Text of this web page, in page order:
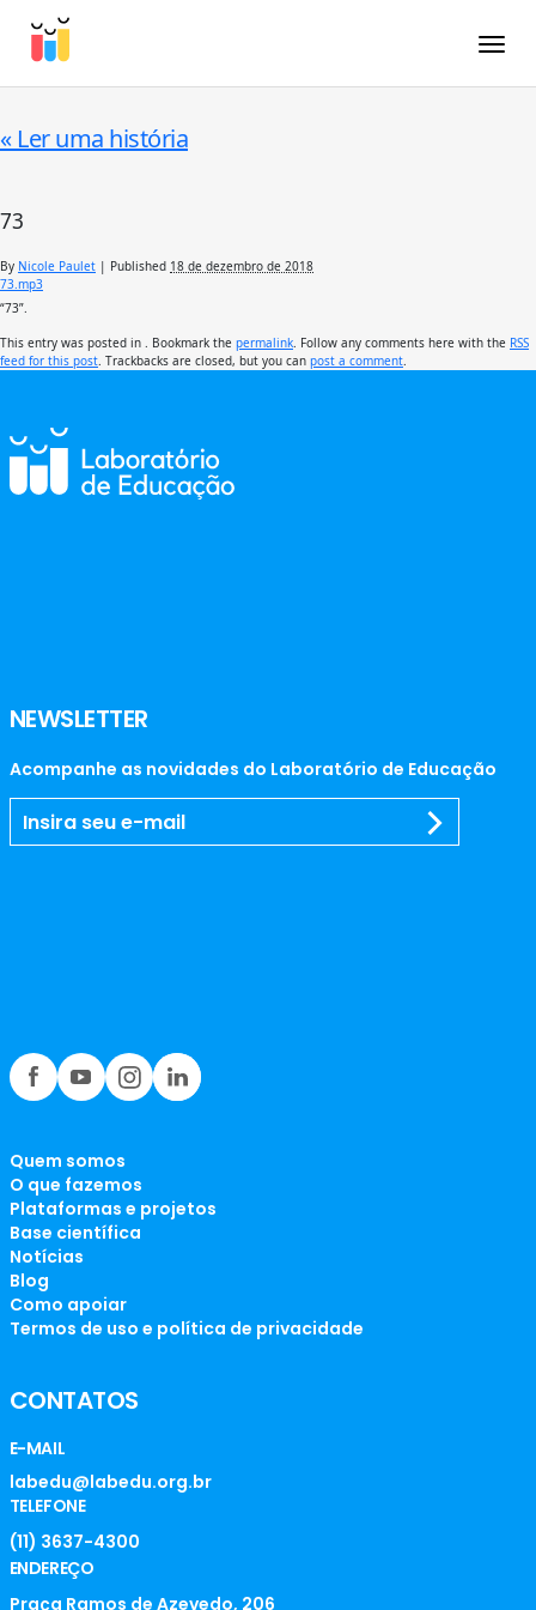
« Ler uma história
73
By Nicole Paulet | Published 18 de dezembro de 2018
73.mp3
“73”.
This entry was posted in . Bookmark the permalink . Follow any comments here with the RSS
feed for this post . Trackbacks are closed, but you can post a comment
NEWSLETTER
Acompanhe as novidades do Laboratório de Educação
Quem somos
O que fazemos
Plataformas e projetos
Base científica
Notícias
Blog
Como apoiar
Termos de uso e política de privacidade
CONTATOS
E-MAIL
labedu@labedu.org.br
TELEFONE
(11) 3637-4300
ENDEREÇO
Praça Ramos de Azevedo, 206